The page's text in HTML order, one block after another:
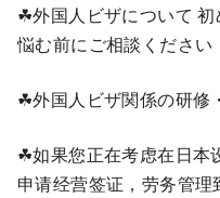
☘外国人ビザについて 初
悩む前にご相談ください
☘外国人ビザ関係の研修
☘如果您正在考虑在日本
申请经营签证，劳务管理